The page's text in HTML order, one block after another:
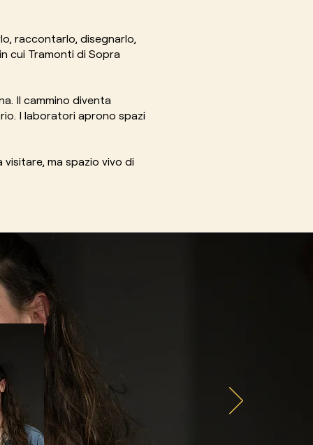
raccontarlo, disegnarlo,
cui Tramonti di Sopra
Il cammino diventa
I laboratori aprono spazi
ma spazio vivo di